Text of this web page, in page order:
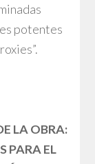
potentes
LA OBRA:
PARA EL